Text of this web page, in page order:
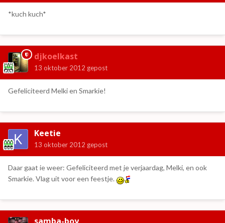
*kuch kuch*
djkoelkast
13 oktober 2012 gepost
Gefeliciteerd Melki en Smarkie!
Keetie
13 oktober 2012 gepost
Daar gaat ie weer: Gefeliciteerd met je verjaardag, Melki, en ook
Smarkie. Vlag uit voor een feestje.